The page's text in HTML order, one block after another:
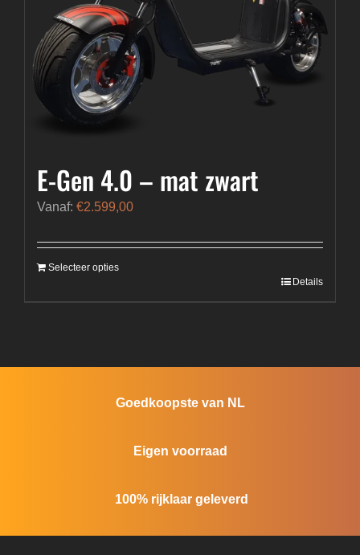
E-Gen 4.0 – mat zwart
Vanaf: €2.599,00
Selecteer opties
Details
Goedkoopste van NL
Eigen voorraad
100% rijklaar geleverd